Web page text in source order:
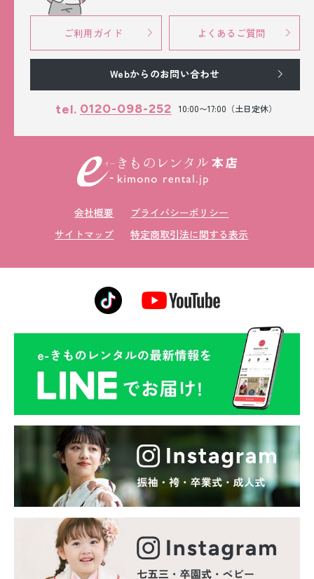
ご利用ガイド よくあるご質問
Webからのお問い合わせ
tel. 0120-098-252 10:00〜17:00（土日定休）
会社概要
プライバシーポリシー
サイトマップ
特定商取引法に関する表示